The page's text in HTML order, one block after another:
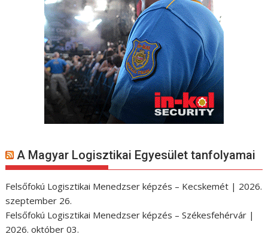
A Magyar Logisztikai Egyesület tanfolyamai
Felsőfokú Logisztikai Menedzser képzés – Kecskemét | 2026.
szeptember 26.
Felsőfokú Logisztikai Menedzser képzés – Székesfehérvár |
2026. október 03.